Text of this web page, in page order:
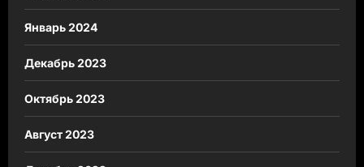
Январь 2024
Декабрь 2023
Октябрь 2023
Август 2023